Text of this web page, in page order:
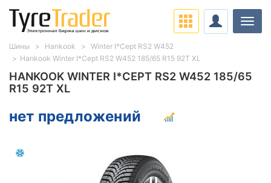
HANKOOK WINTER I*CEPT RS2 W452 185/65
R15 92T XL
нет предложений
Шины Hankook
Winter I*Cept RS2 W452
Hankook Winter I*Cept RS2 W452 185/65 R15 92T XL